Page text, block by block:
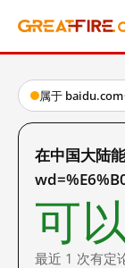
属于 baidu.com·
在中国大陆
可以
最近 1 次有定